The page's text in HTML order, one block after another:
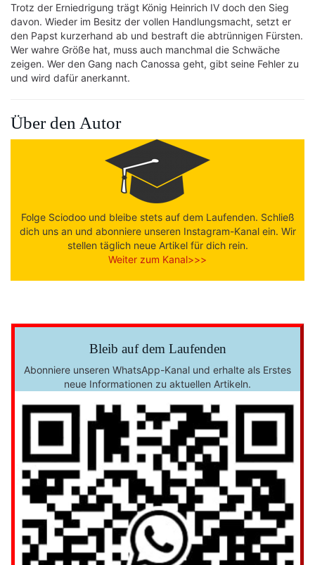
Trotz der Erniedrigung trägt König Heinrich IV doch den Sieg
davon. Wieder im Besitz der vollen Handlungsmacht, setzt er
den Papst kurzerhand ab und bestraft die abtrünnigen Fürsten.
Wer wahre Größe hat, muss auch manchmal die Schwäche
zeigen. Wer den Gang nach Canossa geht, gibt seine Fehler zu
und wird dafür anerkannt.
Über den Autor
Folge Sciodoo und bleibe stets auf dem Laufenden. Schließ
dich uns an und abonniere unseren Instagram-Kanal ein. Wir
stellen täglich neue Artikel für dich rein.
Weiter zum Kanal>>>
Bleib auf dem Laufenden
Abonniere unseren WhatsApp-Kanal und erhalte als Erstes
neue Informationen zu aktuellen Artikeln.